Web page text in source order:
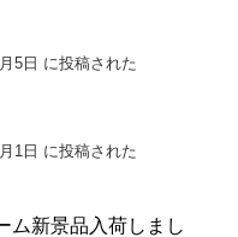
5日 に投稿された
1日 に投稿された
ム新景品入荷しまし